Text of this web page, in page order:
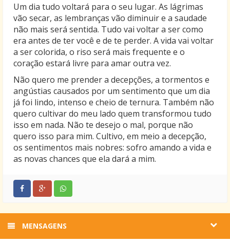
Um dia tudo voltará para o seu lugar. As lágrimas
vão secar, as lembranças vão diminuir e a saudade
não mais será sentida. Tudo vai voltar a ser como
era antes de ter você e de te perder. A vida vai voltar
a ser colorida, o riso será mais frequente e o
coração estará livre para amar outra vez.
Não quero me prender a decepções, a tormentos e
angústias causados por um sentimento que um dia
já foi lindo, intenso e cheio de ternura. Também não
quero cultivar do meu lado quem transformou tudo
isso em nada. Não te desejo o mal, porque não
quero isso para mim. Cultivo, em meio a decepção,
os sentimentos mais nobres: sofro amando a vida e
as novas chances que ela dará a mim.
MENSAGENS